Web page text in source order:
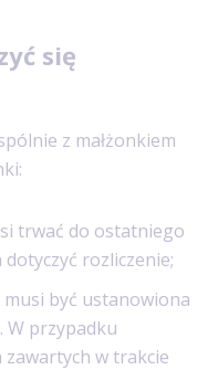
się
z małżonkiem
trwać do ostatniego
rozliczenie;
być ustanowiona
W przypadku
zawartych w trakcie